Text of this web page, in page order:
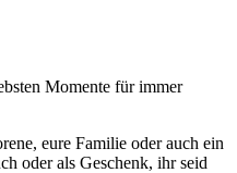
Momente für immer
eure Familie oder auch ein
oder als Geschenk, ihr seid